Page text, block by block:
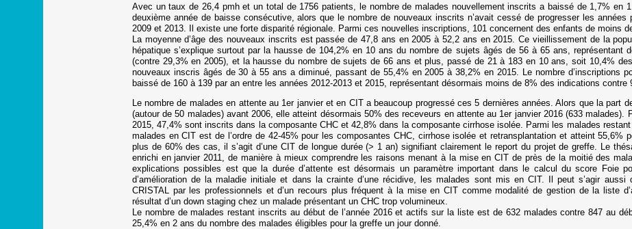
Avec un taux de 26,4 pmh et un total de 1756 patients, le nombre de malades nouvellement inscrits a baissé de 1,7% en
deuxième année de baisse consécutive, alors que le nombre de nouveaux inscrits n’avait cessé de progresser les années
2009 et 2013. Il existe une forte disparité régionale. Parmi ces nouvelles inscriptions, 101 concernent des enfants de moins
La moyenne d’âge des nouveaux inscrits est passée de 47,8 ans en 2005 à 52,2 ans en 2015. Ce vieillissement de la
hépatique s’explique surtout par la hausse de 104,2% en 10 ans du nombre de sujets âgés de 56 à 65 ans, représentant
(contre 29,3% en 2005), et la hausse du nombre de sujets de 66 ans et plus, passé de 21 à 183 en 10 ans, soit 10,4%
nouveaux inscris âgés de 30 à 55 ans a diminué, passant de 55,4% en 2005 à 38,2% en 2015. Le nombre d’inscriptions
baissé de 160 à 139 par an entre les années 2012-2013 et 2015, représentant désormais moins de 8% des indications contre
Le nombre de malades en attente au 1er janvier et en CIT a beaucoup progressé ces 5 dernières années. Alors que la part
(autour de 50 malades) avant 2006, elle atteint désormais 50% des receveurs en attente au 1er janvier 2016 (633 malades).
2015, 47,4% sont inscrits dans la composante CHC et 42,8% dans la composante cirrhose isolée. Parmi les malades
malades en CIT est de l’ordre de 42-45% pour les composantes CHC, cirrhose isolée et retransplantation et atteint 55,6%
plus de 60% des cas, il s’agit d’une CIT de longue durée (> 1 an) signifiant clairement le report du projet de greffe. Le
enrichi en janvier 2011, de manière à mieux comprendre les raisons menant à la mise en CIT de près de la moitié des
explications possibles est que la durée d’attente est désormais un paramètre important dans le calcul du score Foie
d’amélioration de la maladie initiale et dans la crainte d’une récidive, les malades sont mis en CIT. Il peut s’agir aussi
CRISTAL par les professionnels et d’un recours plus fréquent à la mise en CIT comme modalité de gestion de la liste
résultat d’un down staging chez un malade présentant un CHC trop volumineux.
Le nombre de malades restant inscrits au début de l’année 2016 et actifs sur la liste est de 632 malades contre 847 au
25,4% en 2 ans du nombre des malades éligibles pour la greffe un jour donné.